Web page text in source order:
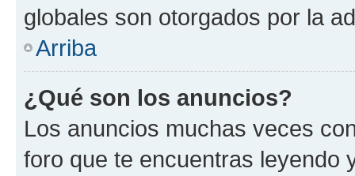
globales son otorgados por la
Arriba
¿Qué son los anuncios?
Los anuncios muchas veces
foro que te encuentras leyendo